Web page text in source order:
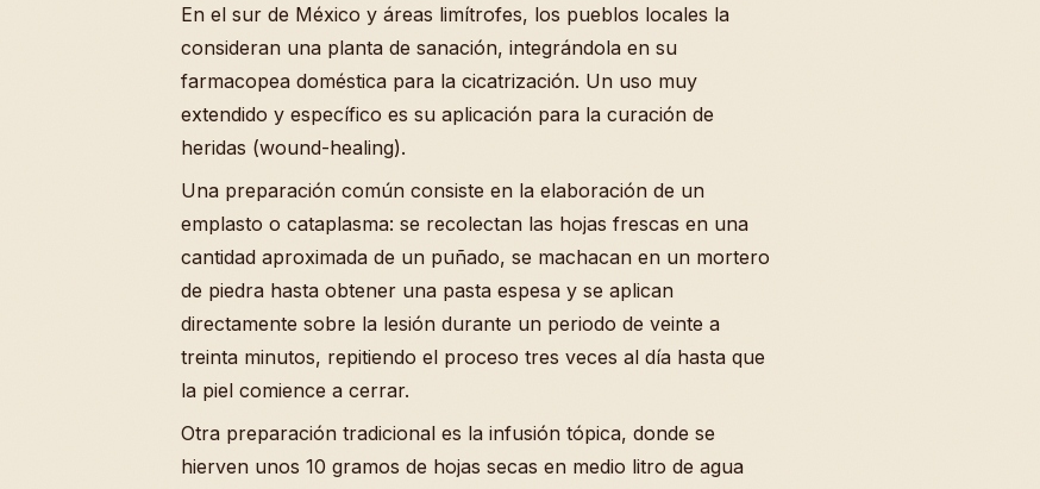
En el sur de México y áreas limítrofes, los pueblos locales la
consideran una planta de sanación, integrándola en su
farmacopea doméstica para la cicatrización. Un uso muy
extendido y específico es su aplicación para la curación de
heridas (wound-healing).
Una preparación común consiste en la elaboración de un
emplasto o cataplasma: se recolectan las hojas frescas en una
cantidad aproximada de un puñado, se machacan en un mortero
de piedra hasta obtener una pasta espesa y se aplican
directamente sobre la lesión durante un periodo de veinte a
treinta minutos, repitiendo el proceso tres veces al día hasta que
la piel comience a cerrar.
Otra preparación tradicional es la infusión tópica, donde se
hierven unos 10 gramos de hojas secas en medio litro de agua